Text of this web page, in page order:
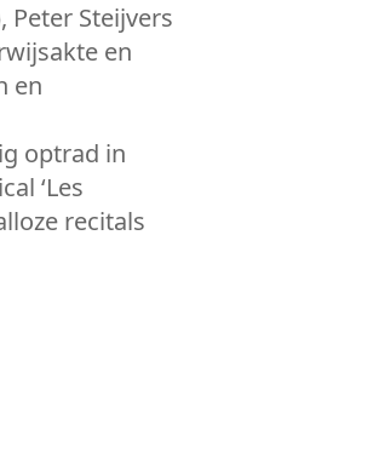
Peter Steijvers
en
en
optrad in
‘Les
recitals